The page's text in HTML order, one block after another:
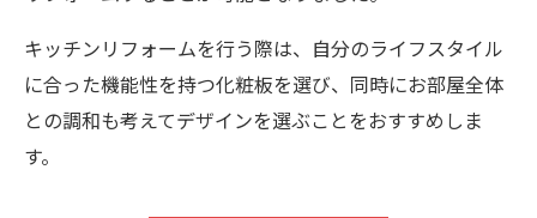
キッチンリフォームを行う際は、自分のライフスタイル
に合った機能性を持つ化粧板を選び、同時にお部屋全体
との調和も考えてデザインを選ぶことをおすすめしま
す。